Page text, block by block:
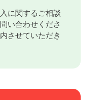
に関するご相談
い合わせくださ
させていただき